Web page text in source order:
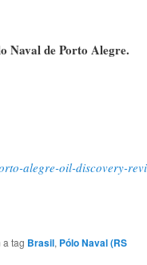
Naval de Porto Alegre.
alegre-oil-discovery-
a tag Brasil, Pólo Naval (RS